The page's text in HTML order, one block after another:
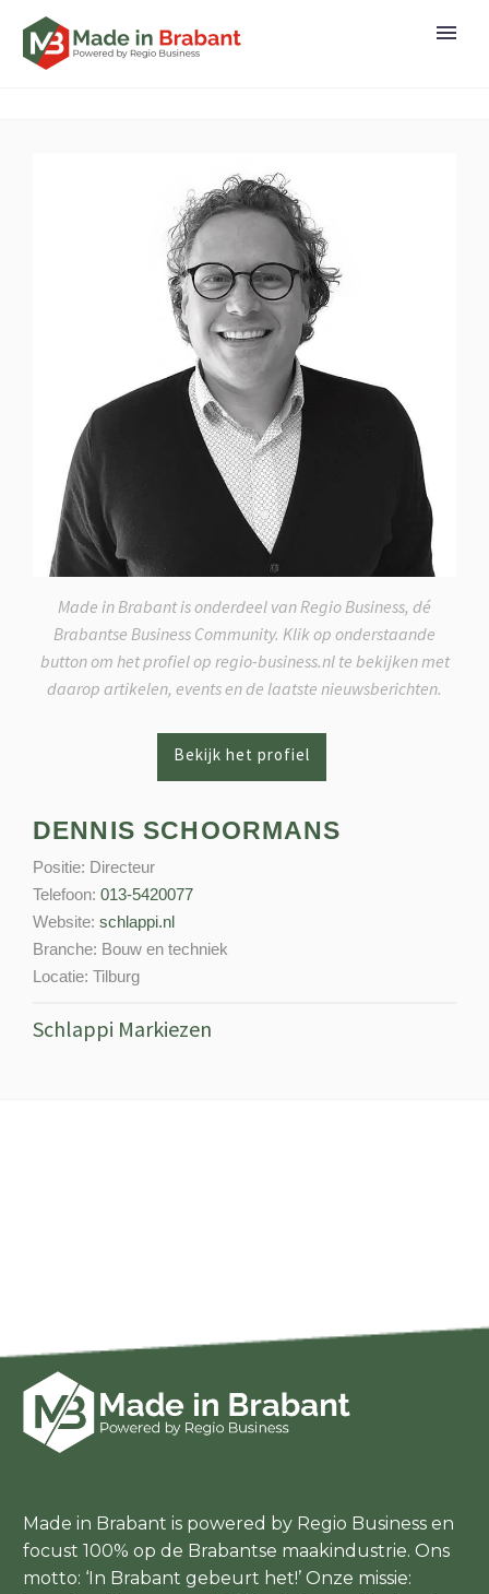
Made in Brabant is onderdeel van Regio Business, dé
Brabantse Business Community. Klik op onderstaande
button om het profiel op regio-business.nl te bekijken met
daarop artikelen, events en de laatste nieuwsberichten.
DENNIS SCHOORMANS
Positie: Directeur
Telefoon: 013-5420077
Website: schlappi.nl
Branche: Bouw en techniek
Locatie: Tilburg
Schlappi Markiezen
Made in Brabant is powered by Regio Business en
focust 100% op de Brabantse maakindustrie. Ons
motto: ‘In Brabant gebeurt het!’ Onze missie: